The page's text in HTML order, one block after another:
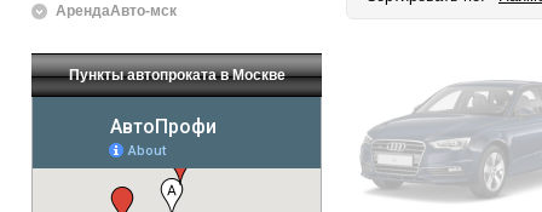
АрендаАвто-мск
Пункты автопроката в Москве